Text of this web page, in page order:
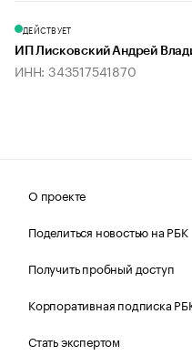
ДЕЙСТВУЕТ
ИП Лисковский Андрей
ИНН: 343517541870
О проекте
Поделиться новостью на РБК
Получить пробный доступ
Корпоративная подписка
Стать экспертом